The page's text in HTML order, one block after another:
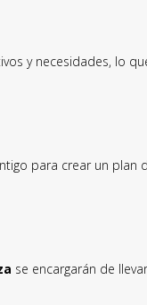
y necesidades, lo
para crear un
se encargarán de